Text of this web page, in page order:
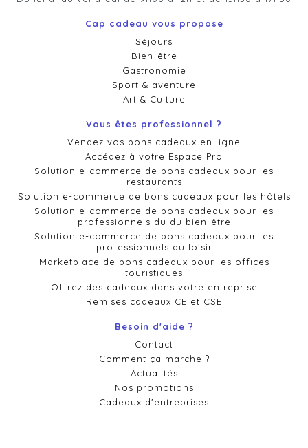
Cap cadeau vous propose
Séjours
Bien-être
Gastronomie
Sport & aventure
Art & Culture
Vous êtes professionnel ?
Vendez vos bons cadeaux en ligne
Accédez à votre Espace Pro
Solution e-commerce de bons cadeaux pour les
restaurants
Solution e-commerce de bons cadeaux pour les hôtels
Solution e-commerce de bons cadeaux pour les
professionnels du du bien-être
Solution e-commerce de bons cadeaux pour les
professionnels du loisir
Marketplace de bons cadeaux pour les offices
touristiques
Offrez des cadeaux dans votre entreprise
Remises cadeaux CE et CSE
Besoin d'aide ?
Contact
Comment ça marche ?
Actualités
Nos promotions
Cadeaux d'entreprises